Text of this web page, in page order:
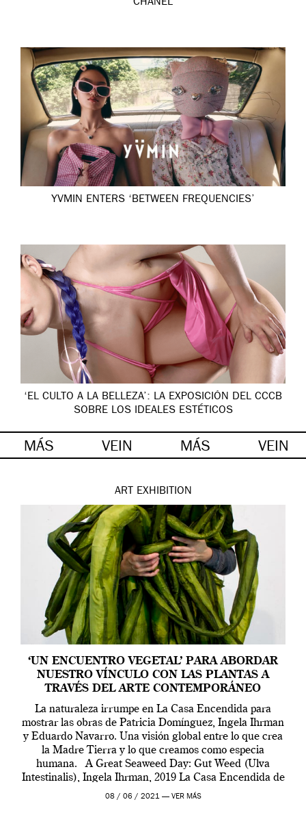
CHANEL
YVMIN ENTERS ‘BETWEEN FREQUENCIES’
‘EL CULTO A LA BELLEZA’: LA EXPOSICIÓN DEL CCCB
SOBRE LOS IDEALES ESTÉTICOS
MÁS VEIN MÁS VEIN
ART EXHIBITION
‘UN ENCUENTRO VEGETAL’ PARA ABORDAR
NUESTRO VÍNCULO CON LAS PLANTAS A
TRAVÉS DEL ARTE CONTEMPORÁNEO
La naturaleza irrumpe en La Casa Encendida para
mostrar las obras de Patricia Domínguez, Ingela Ihrman
y Eduardo Navarro. Una visión global entre lo que crea
la Madre Tierra y lo que creamos como especia
humana. A Great Seaweed Day: Gut Weed (Ulva
Intestinalis), Ingela Ihrman, 2019 La Casa Encendida de
Madrid y la Wellcome […]
08 / 06 / 2021 — VER MÁS